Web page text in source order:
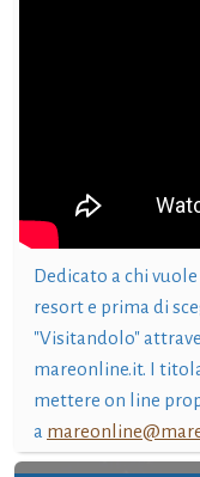
Dedicato a chi
resort e prima di
"Visitandolo"
mareonline.it. I
mettere on line
a